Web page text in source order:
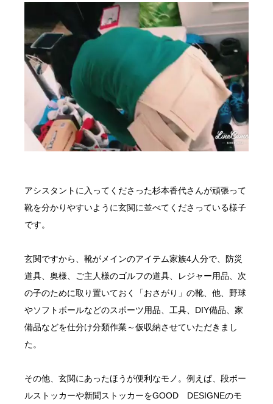
アシスタントに入ってくださった杉本香代さんが頑張って
靴を分かりやすいように玄関に並べてくださっている様子
です。
玄関ですから、靴がメインのアイテム家族4人分で、防災
道具、奥様、ご主人様のゴルフの道具、レジャー用品、次
の子のために取り置いておく「おさがり」の靴、他、野球
やソフトボールなどのスポーツ用品、工具、DIY備品、家
備品などを仕分け分類作業～仮収納させていただきまし
た。
その他、玄関にあったほうが便利なモノ。例えば、段ボー
ルストッカーや新聞ストッカーをGOOD DESIGNEのモ